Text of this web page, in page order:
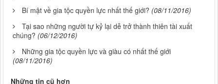
Bí mật về gia tộc quyền lực nhất thế giới? (08/11/2016)
Tại sao những người tự kỷ lại dễ trở thành thiên tài xuất
chúng? (06/12/2016)
Những gia tộc quyền lực và giàu có nhất thế giới
(08/11/2016)
Những tin cũ hơn